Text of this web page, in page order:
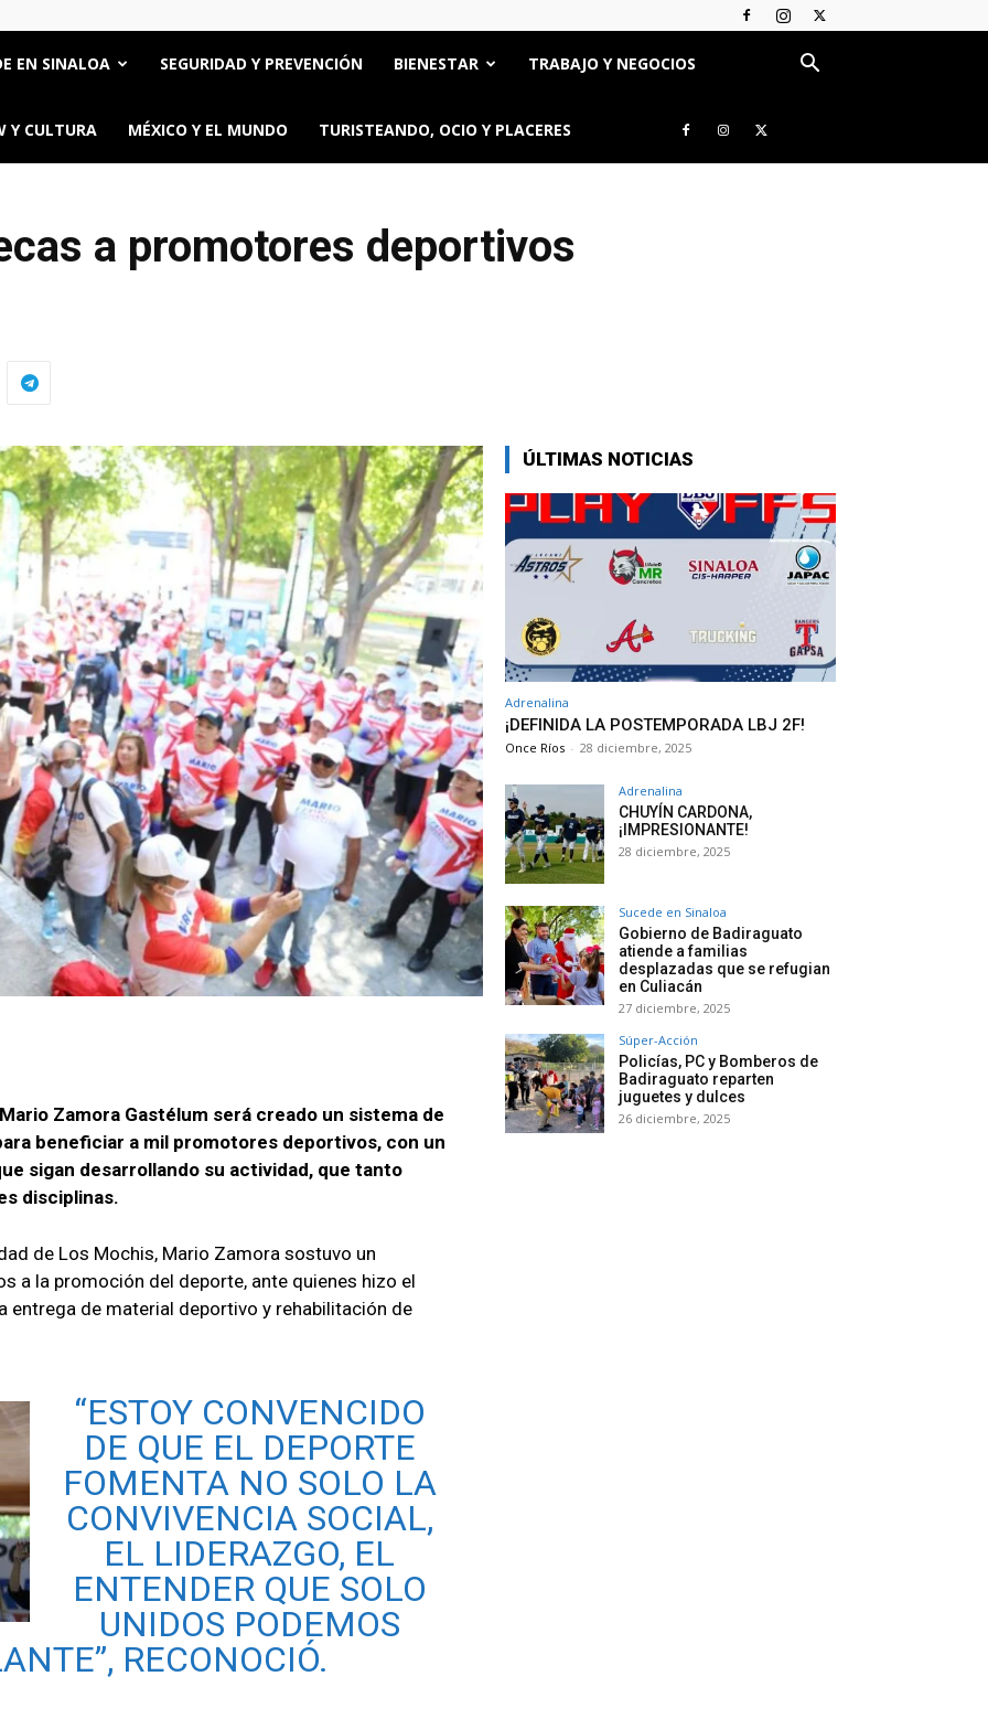
EN SINALOA SEGURIDAD Y PREVENCIÓN BIENESTAR TRABAJO Y NEGOCIOS
Y CULTURA MÉXICO Y EL MUNDO TURISTEANDO, OCIO Y PLACERES
a promotores deportivos
Zamora Gastélum será creado un sistema de
beneficiar a mil promotores deportivos, con un
sigan desarrollando su actividad, que tanto
disciplinas.
de Los Mochis, Mario Zamora sostuvo un
a la promoción del deporte, ante quienes hizo el
entrega de material deportivo y rehabilitación de
“ESTOY CONVENCIDO
DE QUE EL DEPORTE
FOMENTA NO SOLO LA
CONVIVENCIA SOCIAL,
EL LIDERAZGO, EL
ENTENDER QUE SOLO
UNIDOS PODEMOS
RECONOCIÓ.
ÚLTIMAS NOTICIAS
Adrenalina
¡DEFINIDA LA POSTEMPORADA LBJ 2F!
Once Ríos - 28 diciembre, 2025
Adrenalina
CHUYÍN CARDONA,
¡IMPRESIONANTE!
28 diciembre, 2025
Sucede en Sinaloa
Gobierno de Badiraguato
atiende a familias
desplazadas que se refugian
en Culiacán
27 diciembre, 2025
Súper-Acción
Policías, PC y Bomberos de
Badiraguato reparten
juguetes y dulces
26 diciembre, 2025